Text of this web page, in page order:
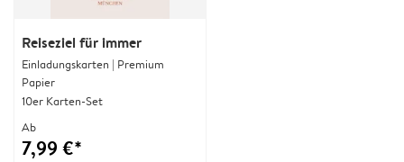
Reiseziel für immer
Einladungskarten | Premium
Papier
10er Karten-Set
Ab
7,99 €*